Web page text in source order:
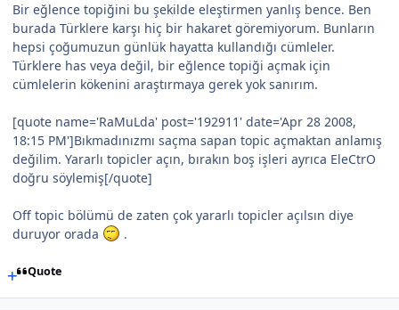
Bir eğlence topiğini bu şekilde eleştirmen yanlış bence. Ben
burada Türklere karşı hiç bir hakaret göremiyorum. Bunların
hepsi çoğumuzun günlük hayatta kullandığı cümleler.
Türklere has veya değil, bir eğlence topiği açmak için
cümlelerin kökenini araştırmaya gerek yok sanırım.
[quote name='RaMuLda' post='192911' date='Apr 28 2008,
18:15 PM']Bıkmadınızmı saçma sapan topic açmaktan anlamış
değilim. Yararlı topicler açın, bırakın boş işleri ayrıca EleCtrO
doğru söylemiş[/quote]
Off topic bölümü de zaten çok yararlı topicler açılsın diye
duruyor orada
.
Quote